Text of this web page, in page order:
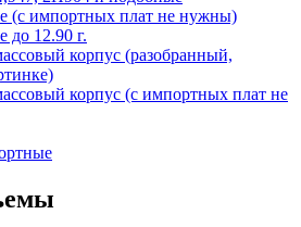
(с импортных плат не нужны)
до 12.90 г.
корпус (разобранный,
корпус (с импортных плат не